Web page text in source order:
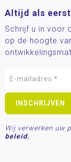
Altijd als
Schrijf u in voor
op de hoogte
Wij verwerken uw
beleid.